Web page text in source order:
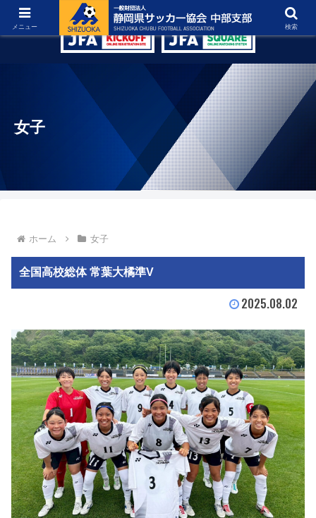
グラウンド紹介 リンク集 お問い合わせ
女子
ホーム 女子
全国高校総体 常葉大橘準V
2025.08.02
メニュー 検索